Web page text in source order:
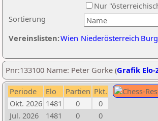
Sortierung
Nur
Vereinslisten:Wien Niederösterreich
Pnr:133100 Name: Peter Gorke (Grafik
Periode Elo Partien Pkt.
Okt. 2026 1481 0
0
Jul. 2026
1481 0
0